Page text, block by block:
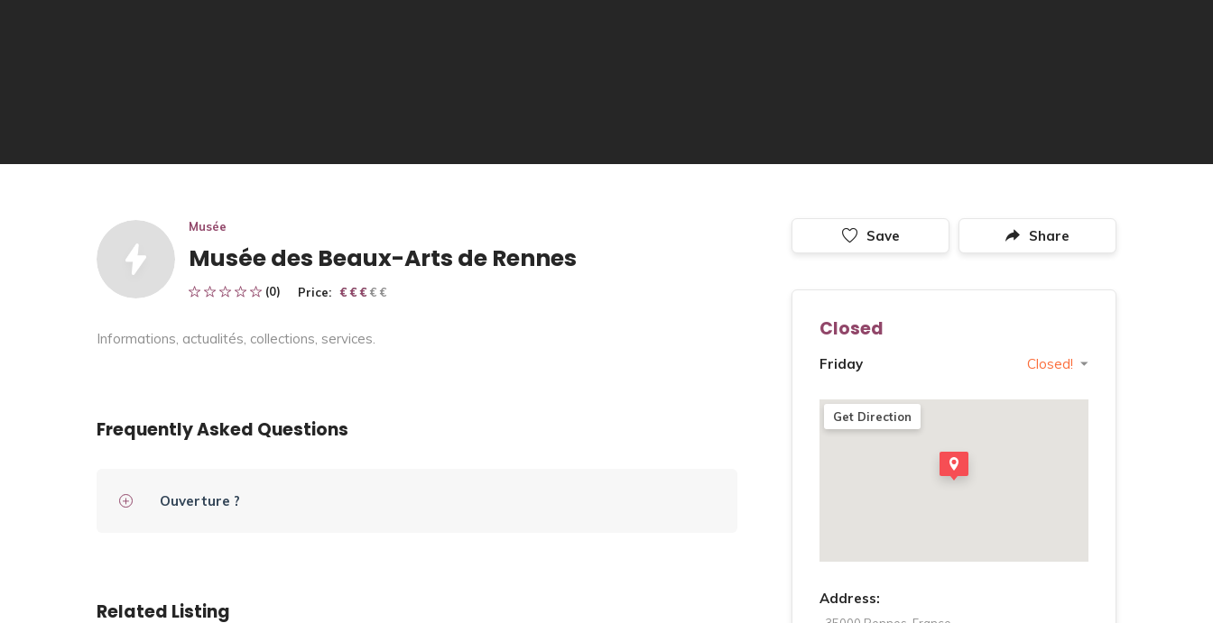
Musée
Musée des Beaux-Arts de Rennes
(0) Price: € € € € €
€ € €
Informations, actualités, collections, services.
Frequently Asked Questions
Ouverture ?
Related Listing
Save Share
Closed
Friday Closed!
Get Direction
Address: